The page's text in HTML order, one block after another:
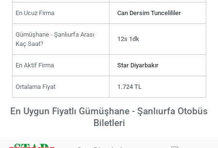
En Ucuz Firma Can Dersim Tuncelililer
Gümüşhane - Şanlıurfa Arası
Kaç Saat?
12s 1dk
En Aktif Firma Star Diyarbakır
Ortalama Fiyat 1.724 TL
En Uygun Fiyatlı Gümüşhane - Şanlıurfa Otobüs
Biletleri